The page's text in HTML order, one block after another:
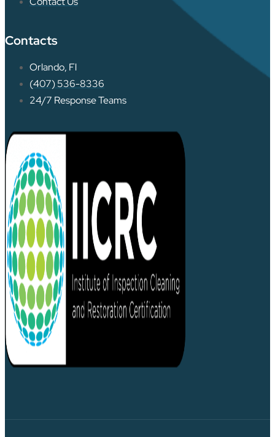
Contacts
Orlando, Fl
(407) 536-8336
24/7 Response Teams